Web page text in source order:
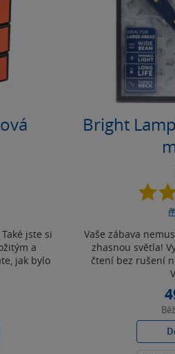
jste si
a
jak bylo
Bright
Vaše zábava
zhasnou světla!
čtení bez rušení